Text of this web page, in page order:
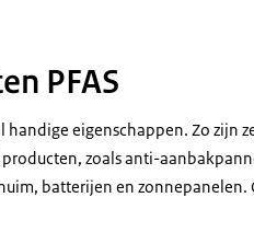
PFAS
handige eigenschappen. Zo zijn
zoals anti-
batterijen en